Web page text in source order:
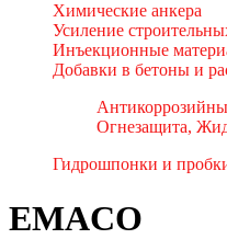
Химические анкера
Усиление
Инъекционные
Добавки в бетоны и
Огнезащита,
Гидрошпонки и
EMACO